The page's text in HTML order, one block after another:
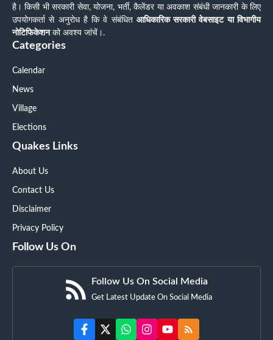
है। किसी भी सरकारी सेवा, योजना, भर्ती, कैलेंडर या अवकाश संबंधी जानकारी के लिए
उपयोगकर्ता से अनुरोध है कि वे संबंधित आधिकारिक सरकारी वेबसाइट या विभागीय
नोटिफिकेशनको अवश्य जांचें।.
Categories
Calendar
News
Village
Elections
Quakes Links
About Us
Contact Us
Disclaimer
Privacy Policy
Follow Us On
Follow Us On Social Media
Get Latest Update On Social Media